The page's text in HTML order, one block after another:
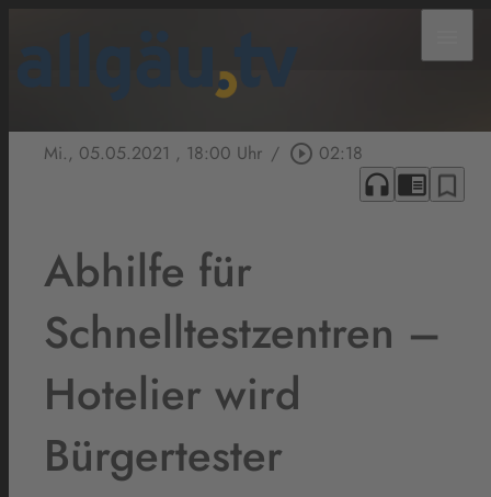
Mi., 05.05.2021 , 18:00 Uhr / play_circle_outline 02:18
headphones chrome_reader_mode bookmark_border
Abhilfe für
Schnelltestzentren –
Hotelier wird
Bürgertester